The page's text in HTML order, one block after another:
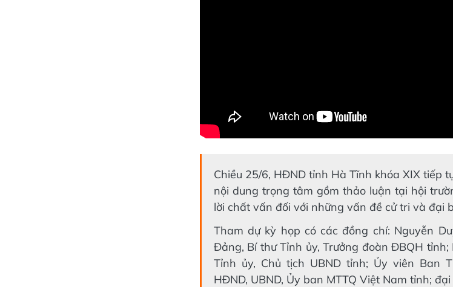
Chiều 25/6, HĐND tỉnh Hà Tĩnh khóa XIX tiếp
nội dung trọng tâm gồm thảo luận tại hội
lời chất vấn đối với những vấn đề cử tri và đại
Tham dự kỳ họp có các đồng chí: Nguyễn
Đảng, Bí thư Tỉnh ủy, Trưởng đoàn ĐBQH
Tỉnh ủy, Chủ tịch UBND tỉnh; Ủy viên Ban
HĐND, UBND, Ủy ban MTTQ Việt Nam tỉnh;